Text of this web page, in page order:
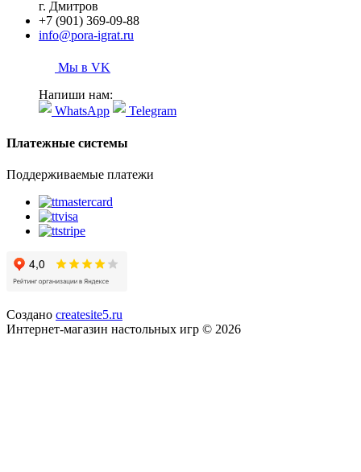
г. Дмитров
+7 (901) 369-09-88
info@pora-igrat.ru
Мы в VK
Напиши нам:
WhatsApp
Telegram
Платежные системы
Поддерживаемые платежи
Создано createsite5.ru
Интернет-магазин настольных игр © 2026